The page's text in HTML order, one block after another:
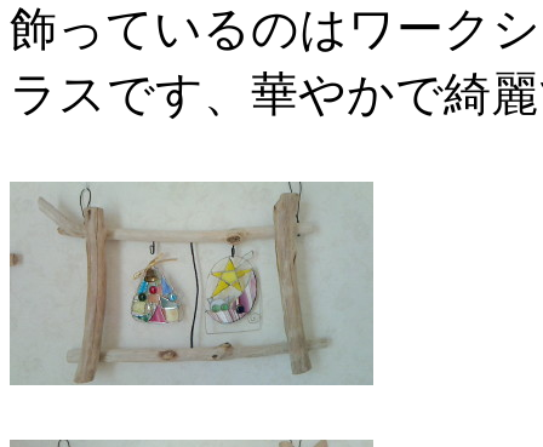
飾っているのはワーク
ラスです、華やかで綺